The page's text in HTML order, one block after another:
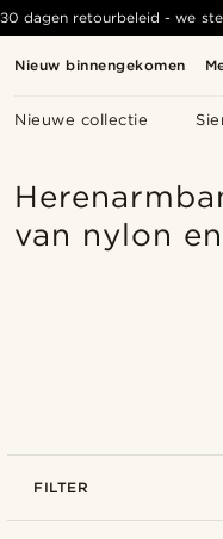
Nieuw binnengekomen
Nieuwe collectie
30 dagen retourbeleid - we
van nylon
FILTER